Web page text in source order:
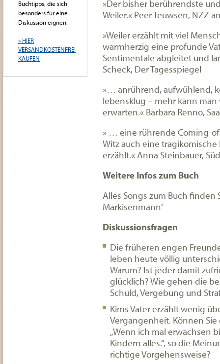
»Der bisher berührendste
Weiler.« Peer Teuwsen, NZZ
»Weiler erzählt mit viel
warmherzig eine profunde
Sentimentale abgleitet und
Scheck, Der Tagesspiegel
»… anrührend, aufwühlend,
lebensklug – mehr kann
erwarten.« Barbara Renno,
» … eine rührende Coming-
Witz auch eine
erzählt.«Anna Steinbauer,
Weitere Infos zum Buch
Alles Songs zum Buch finden
Markisenmann‘
Diskussionsfragen
Die früheren engen
leben heute völlig
Warum? Ist jeder damit
glücklich? Wie gehen die
Schuld, Vergebung und
Kims Vater erzählt wenig
Vergangenheit. Können
„Wenn ich mal erwachsen
Kindern alles.“, so die
richtige Vorgehensweise?
Buchtipps, die sich
besonders für eine
Diskussion eignen.
» HIER
VERSANDKOSTENFREI
KAUFEN